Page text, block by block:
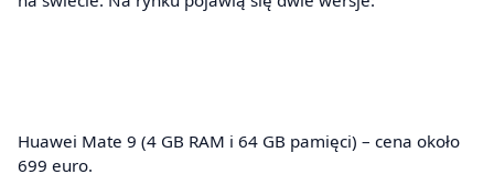
Huawei Mate 9 (4 GB RAM i 64 GB pamięci) – cena około
699 euro.